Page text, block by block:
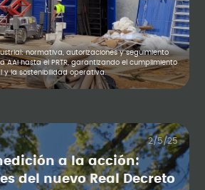
normativa, autorizaciones y seguimiento
AAI hasta el PRTR, garantizando el cumplimiento
y la sostenibilidad operativa.
2/5/25
a la acción:
del nuevo Real Decreto